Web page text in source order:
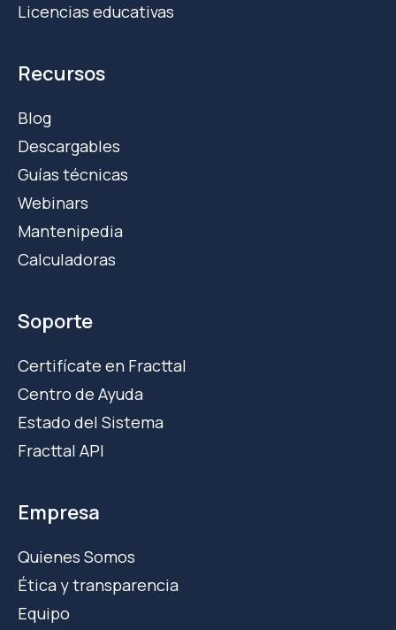
Licencias educativas
Recursos
Blog
Descargables
Guías técnicas
Webinars
Mantenipedia
Calculadoras
Soporte
Certifícate en Fracttal
Centro de Ayuda
Estado del Sistema
Fracttal API
Empresa
Quienes Somos
Ética y transparencia
Equipo